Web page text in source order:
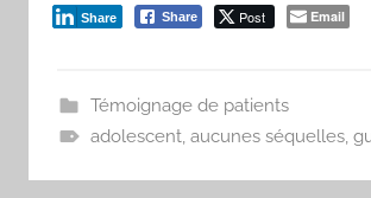
Share Post
Share Email
Témoignage de patients
adolescent, aucunes séquelles,